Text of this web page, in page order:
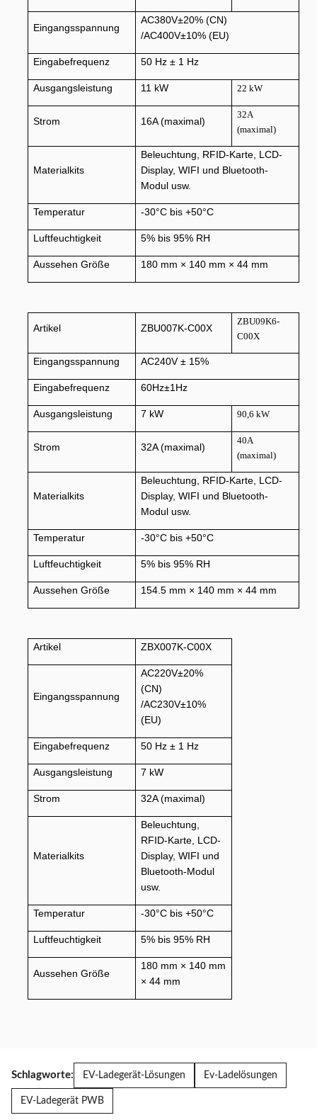
Eingangsspannung
AC380V±20% (CN)
/AC400V±10% (EU)
Eingabefrequenz 50 Hz ± 1 Hz
Ausgangsleistung 11 kW 22 kW
Strom 16A (maximal)
32A
(maximal)
Materialkits
Beleuchtung, RFID-Karte, LCD-
Display, WIFI und Bluetooth-
Modul usw.
Temperatur -30°C bis +50°C
Luftfeuchtigkeit 5% bis 95% RH
Aussehen Größe 180 mm × 140 mm × 44 mm
Artikel ZBU007K-C00X
ZBU09K6-
C00X
Eingangsspannung AC240V ± 15%
Eingabefrequenz 60Hz±1Hz
Ausgangsleistung 7 kW 90,6 kW
Strom 32A (maximal)
40A
(maximal)
Materialkits
Beleuchtung, RFID-Karte, LCD-
Display, WIFI und Bluetooth-
Modul usw.
Temperatur -30°C bis +50°C
Luftfeuchtigkeit 5% bis 95% RH
Aussehen Größe 154.5 mm × 140 mm × 44 mm
Artikel ZBX007K-C00X
Eingangsspannung
AC220V±20%
(CN)
/AC230V±10%
(EU)
Eingabefrequenz 50 Hz ± 1 Hz
Ausgangsleistung 7 kW
Strom 32A (maximal)
Materialkits
Beleuchtung,
RFID-Karte, LCD-
Display, WIFI und
Bluetooth-Modul
usw.
Temperatur -30°C bis +50°C
Luftfeuchtigkeit 5% bis 95% RH
Aussehen Größe
180 mm × 140 mm
× 44 mm
Schlagworte: EV-Ladegerät-Lösungen Ev-Ladelösungen
EV-Ladegerät PWB